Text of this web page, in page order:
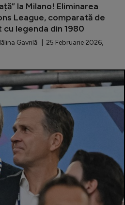
la Milano! Eliminarea
League, comparată de
legenda din 1980
Gavrilă | 25 Februarie 2026,